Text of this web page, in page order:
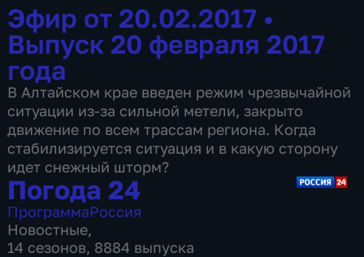
Эфир от 20.02.2017 •
Выпуск 20 февраля 2017
года
В Алтайском крае введен режим чрезвычайной
ситуации из-за сильной метели, закрыто
движение по всем трассам региона. Когда
стабилизируется ситуация и в какую сторону
идет снежный шторм?
Погода 24
ПрограммаРоссия
Новостные,
14 сезонов, 8884 выпуска